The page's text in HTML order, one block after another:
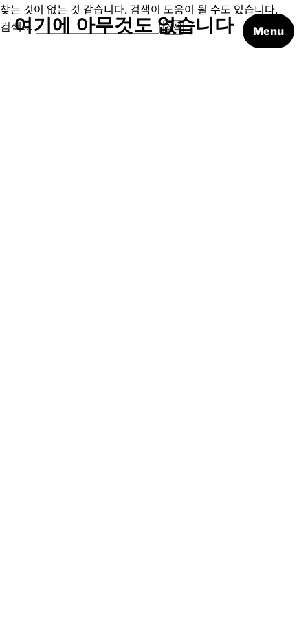
Menu
여기에 아무것도 없습니다
찾는 것이 없는 것 같습니다. 검색이 도움이 될 수도 있습니다.
검색…